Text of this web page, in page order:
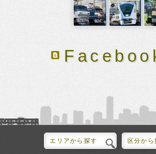
エリアから探す 区分から